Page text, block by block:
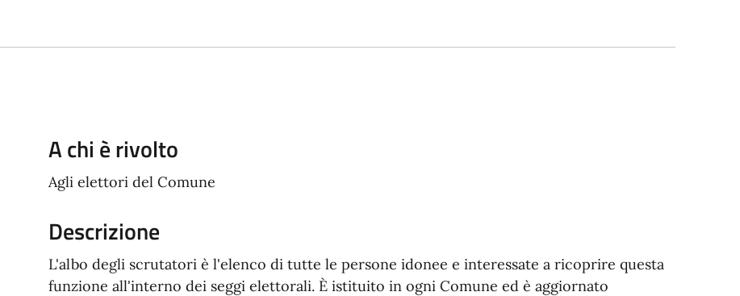
A chi è rivolto
Agli elettori del Comune
Descrizione
L'albo degli scrutatori è l'elenco di tutte le persone idonee e interessate a ricoprire questa
funzione all'interno dei seggi elettorali. È istituito in ogni Comune ed è aggiornato